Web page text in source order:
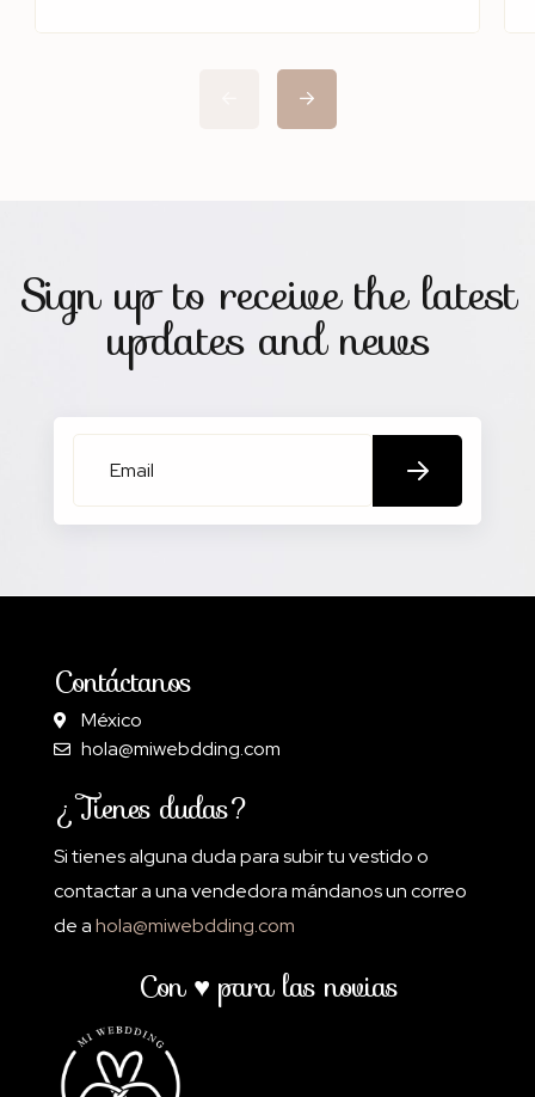
dolor sit amet, consectetur adipisicing
elit sed eiusmod tempor incididunt
labore dolore magna aliqua quis
Sign up to receive the latest
updates and news
Contáctanos
México
hola@miwebdding.com
¿Tienes dudas?
Si tienes alguna duda para subir tu vestido o
contactar a una vendedora mándanos un correo
de ahola@miwebdding.com
Con ♥ para las novias